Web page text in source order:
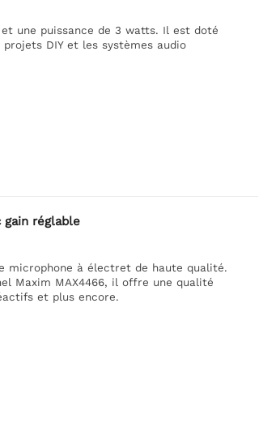
une puissance de 3 watts. Il est doté
DIY et les systèmes audio
réglable
microphone à électret de haute qualité.
Maxim MAX4466, il offre une qualité
et plus encore.